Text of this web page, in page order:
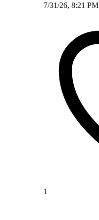
7/31/26, 8:21 PM
1